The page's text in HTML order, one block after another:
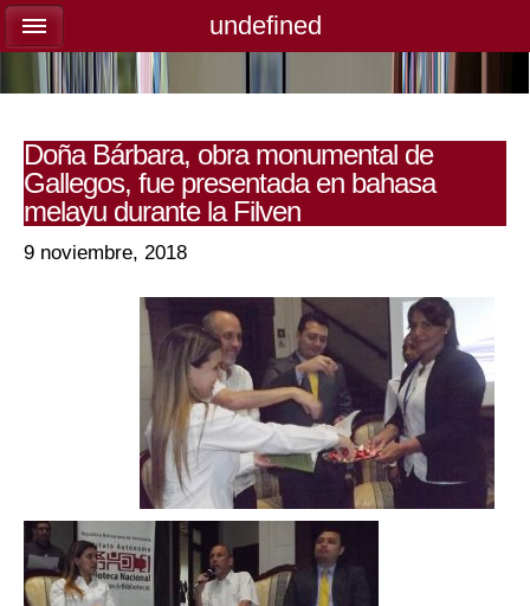
Doña Bárbara, obra monumental de
Gallegos, fue presentada en bahasa
melayu durante la Filven
9 noviembre, 2018
undefined
undefined